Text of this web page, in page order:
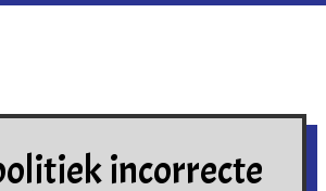
incorrecte